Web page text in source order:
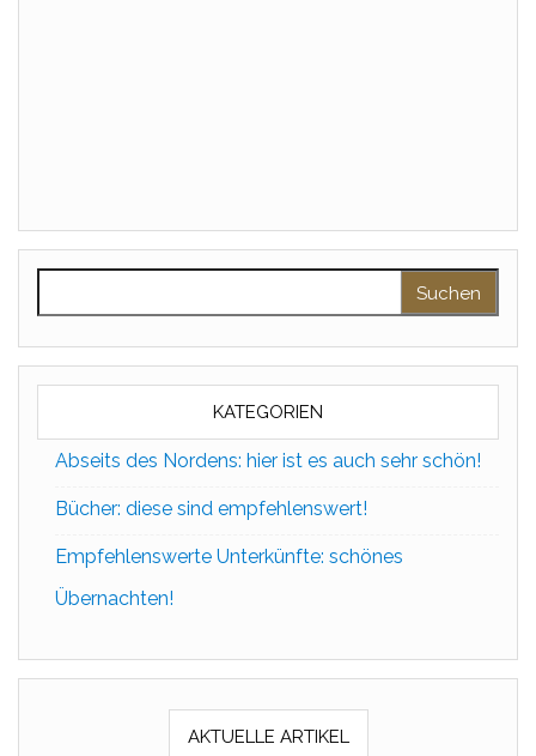
KATEGORIEN
Abseits des Nordens: hier ist es auch sehr schön!
Bücher: diese sind empfehlenswert!
Empfehlenswerte Unterkünfte: schönes
Übernachten!
AKTUELLE ARTIKEL